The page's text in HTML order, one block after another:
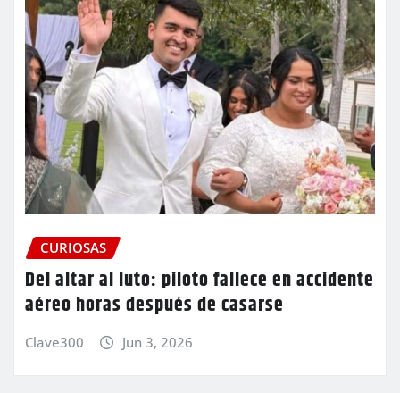
CURIOSAS
Del altar al luto: piloto fallece en accidente
aéreo horas después de casarse
Clave300 Jun 3, 2026